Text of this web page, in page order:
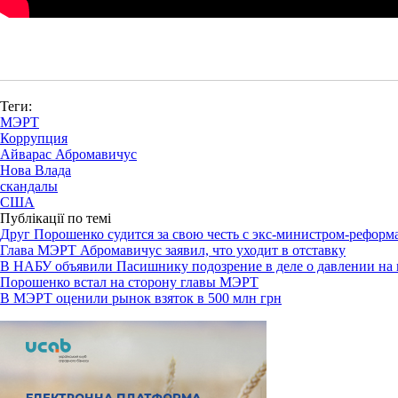
Теги:
МЭРТ
Коррупция
Айварас Абромавичус
Нова Влада
скандалы
США
Публікації по темі
Друг Порошенко судится за свою честь с экс-министром-
Глава МЭРТ Абромавичус заявил, что уходит в отставку
В НАБУ объявили Пасишнику подозрение в деле о давлении
Порошенко встал на сторону главы МЭРТ
В МЭРТ оценили рынок взяток в 500 млн грн